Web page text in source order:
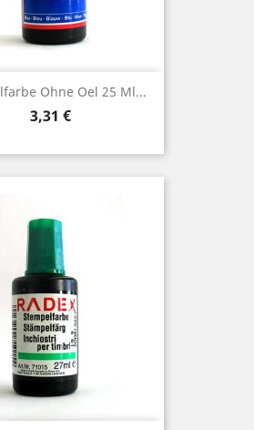
Ohne Oel 25 Ml...
Preis
3,31 €